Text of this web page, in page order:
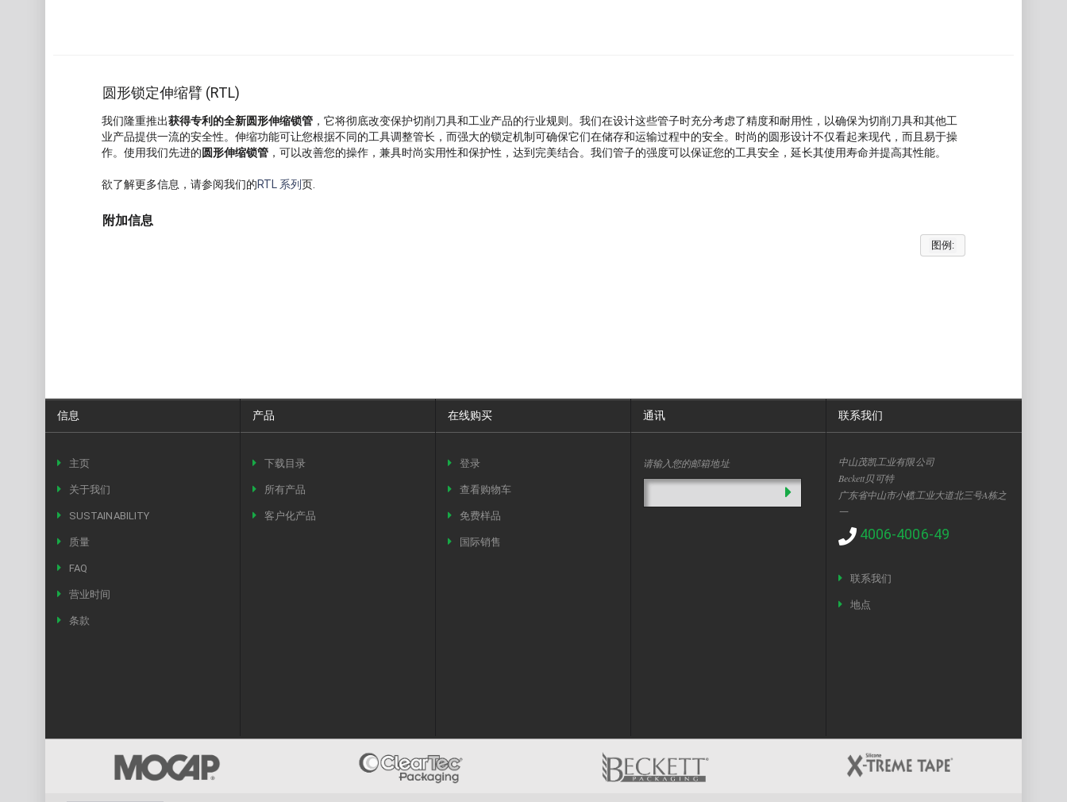
圆形锁定伸缩臂 (RTL)
我们隆重推出获得专利的全新圆形伸缩锁管，它将彻底改变保护切削刀具和工业产品的行业规则。我们在设计这些管子时充分考虑了精度和耐用性，以确保为切削刀具和其他工
业产品提供一流的安全性。伸缩功能可让您根据不同的工具调整管长，而强大的锁定机制可确保它们在储存和运输过程中的安全。时尚的圆形设计不仅看起来现代，而且易于操
作。使用我们先进的圆形伸缩锁管，可以改善您的操作，兼具时尚实用性和保护性，达到完美结合。我们管子的强度可以保证您的工具安全，延长其使用寿命并提高其性能。
欲了解更多信息，请参阅我们的RTL 系列页.
附加信息
图例:
信息
主页
关于我们
SUSTAINABILITY
质量
FAQ
营业时间
条款
产品
下载目录
所有产品
客户化产品
在线购买
登录
查看购物车
免费样品
国际销售
通讯
请输入您的邮箱地址
联系我们
中山茂凯工业有限公司
Beckett贝可特
广东省中山市小榄工业大道北三号A栋之
一
4006-4006-49
联系我们
地点